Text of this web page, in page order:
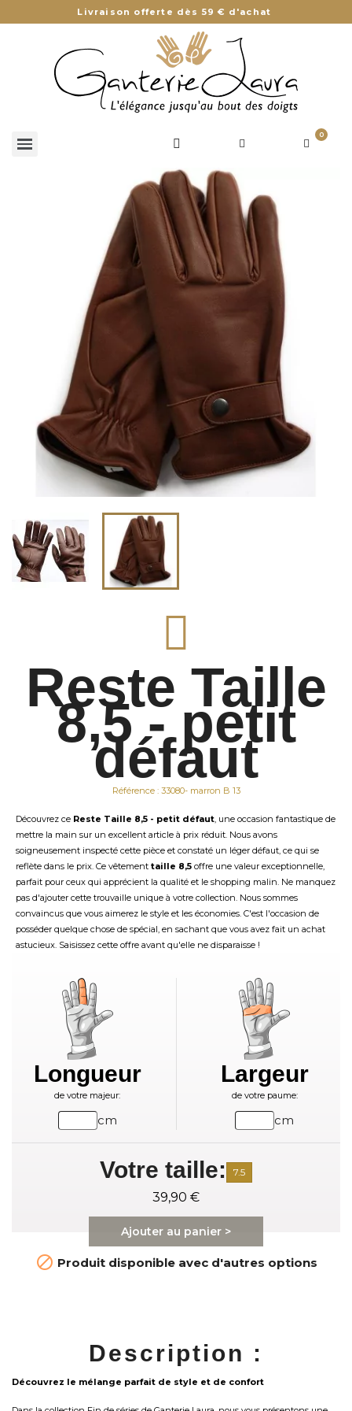
Livraison offerte dès 59 € d'achat
0
Reste Taille
8,5 - petit
défaut
Référence : 33080- marron B 13
Découvrez ce Reste Taille 8,5 - petit défaut, une occasion fantastique de
mettre la main sur un excellent article à prix réduit. Nous avons
soigneusement inspecté cette pièce et constaté un léger défaut, ce qui se
reflète dans le prix. Ce vêtement taille 8,5 offre une valeur exceptionnelle,
parfait pour ceux qui apprécient la qualité et le shopping malin. Ne manquez
pas d'ajouter cette trouvaille unique à votre collection. Nous sommes
convaincus que vous aimerez le style et les économies. C'est l'occasion de
posséder quelque chose de spécial, en sachant que vous avez fait un achat
astucieux. Saisissez cette offre avant qu'elle ne disparaisse !
Longueur
de votre majeur:
cm
Largeur
de votre paume:
cm
Votre taille: 7.5
39,90 €
Ajouter au panier >
 Produit disponible avec d'autres options
Description :
Découvrez le mélange parfait de style et de confort